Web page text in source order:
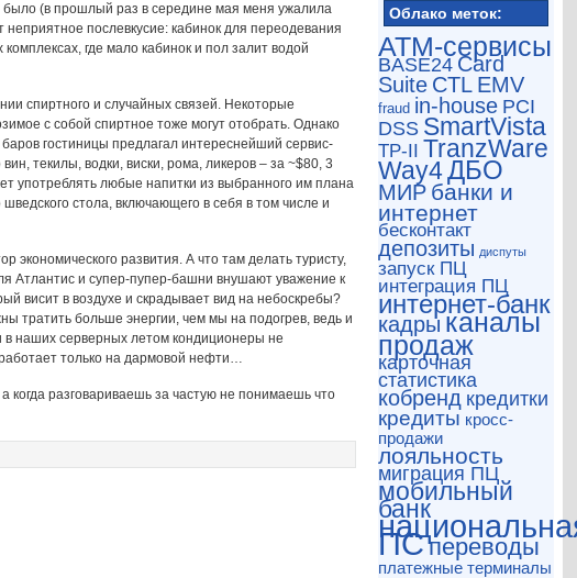
Облако меток:
ATM-сервисы
BASE24 Card
Suite CTL EMV
fraud in-house PCI
DSS SmartVista
TP-II TranzWare
Way4ДБО
МИР банки и
интернет
бесконтакт
депозиты диспуты
запуск ПЦ
интеграция ПЦ
интернет-банк
кадры каналы
продаж
карточная
статистика
кобренд кредитки
кредиты кросс-
продажи
лояльность
миграция ПЦ
мобильный
банк
ПСпереводы
платежные терминалы
было (в прошлый раз в середине мая меня ужалила
послевкусие: кабинок для переодевания
где мало кабинок и пол залит водой
спиртного и случайных связей. Некоторые
с собой спиртное тоже могут отобрать. Однако
гостиницы предлагал интереснейший сервис-
текилы, водки, виски, рома, ликеров – за ~$80, 3
употреблять любые напитки из выбранного им плана
стола, включающего в себя в том числе и
экономического развития. А что там делать туристу,
Атлантис и супер-пупер-башни внушают уважение к
висит в воздухе и скрадывает вид на небоскребы?
тратить больше энергии, чем мы на подогрев, ведь и
наших серверных летом кондиционеры не
только на дармовой нефти…
когда разговариваешь за частую не понимаешь что